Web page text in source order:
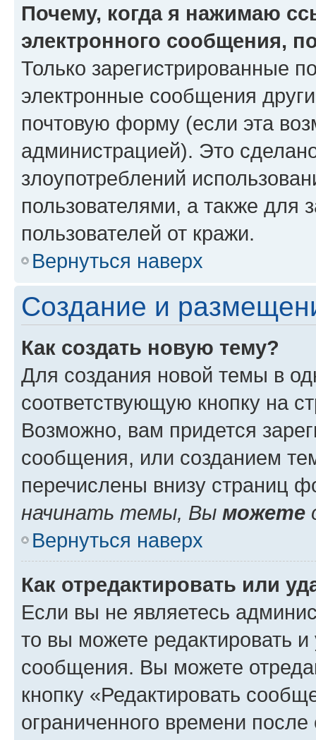
Почему, когда я нажимаю
электронного сообщения,
Только зарегистрированные
электронные сообщения
почтовую форму (если эта
администрацией). Это
злоупотреблений
пользователями, а также для
пользователей от кражи.
Вернуться наверх
Создание и
Как создать новую тему?
Для создания новой темы в
соответствующую кнопку на
Возможно, вам придется
сообщения, или созданием
перечислены внизу страниц
начинать темы, Вы можете
Вернуться наверх
Как отредактировать или
Если вы не являетесь
то вы можете редактировать
сообщения. Вы можете
кнопку «Редактировать
ограниченного времени